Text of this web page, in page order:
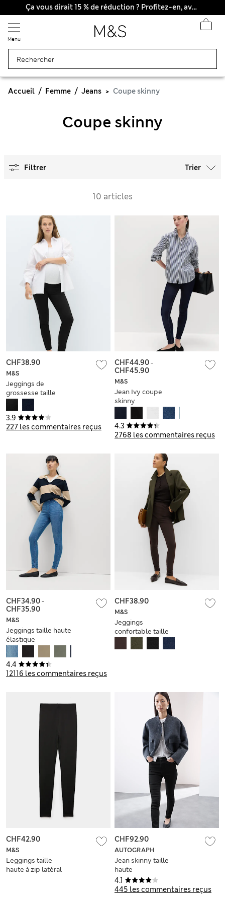
Ça vous dirait 15 % de réduction ? Profitez-en, avec davantage de récompenses exclusives en vous inscrivant à Sparks
Tous droits payés
Menu
Accueil Femme Jeans Coupe skinny
Coupe skinny
Filtrer Trier
10 articles
3.9
227 les commentaires reçus
M&S
Jeggings de
grossesse taille
CHF38.90
4.3
2768 les commentaires reçus
M&S
Jean Ivy coupe
skinny
CHF44.90-
CHF45.90
4.4
12116 les commentaires reçus
M&S
Jeggings taille haute
élastique
CHF34.90-
CHF35.90
M&S
Jeggings
confortable taille
CHF38.90
M&S
Leggings taille
haute à zip latéral
CHF42.90
4.1
445 les commentaires reçus
AUTOGRAPH
Jean skinny taille
haute
CHF92.90